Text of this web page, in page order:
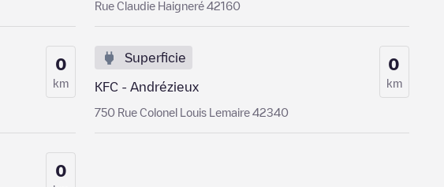
Rue Claudie Haigneré 42160
0
km
Superficie
KFC - Andrézieux
750 Rue Colonel Louis Lemaire 42340
0
km
0